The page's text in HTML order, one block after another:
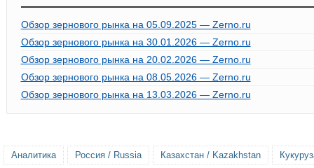
Обзор зернового рынка на 05.09.2025 — Zerno.ru
Обзор зернового рынка на 30.01.2026 — Zerno.ru
Обзор зернового рынка на 20.02.2026 — Zerno.ru
Обзор зернового рынка на 08.05.2026 — Zerno.ru
Обзор зернового рынка на 13.03.2026 — Zerno.ru
Аналитика Россия / Russia Казахстан / Kazakhstan